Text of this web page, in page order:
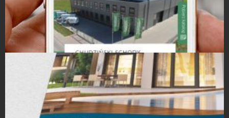
Strony Internetowe